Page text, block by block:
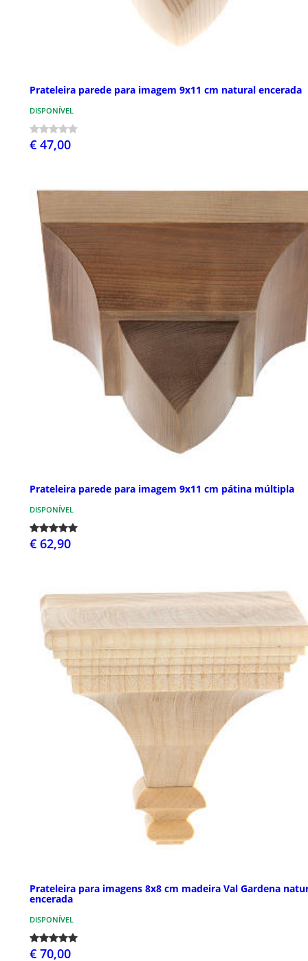
Prateleira parede para imagem 9x11 cm natural encerada
DISPONÍVEL
€ 47,00
Prateleira parede para imagem 9x11 cm pátina múltipla
DISPONÍVEL
€ 62,90
Prateleira para imagens 8x8 cm madeira Val Gardena
encerada
DISPONÍVEL
€ 70,00